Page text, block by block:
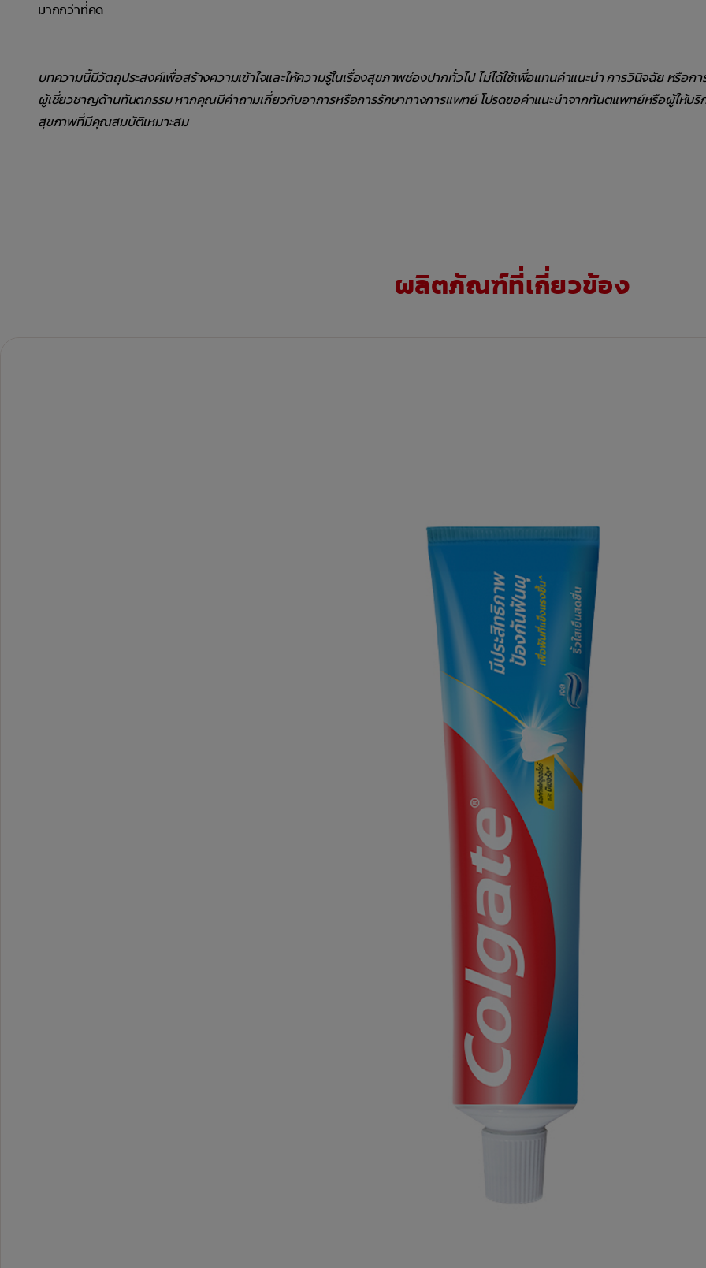
มากกว่าที่คิด
บทความนี้มีวัตถุประสงค์เพื่อสร้างความเข้าใจและให้ความรู้ในเรื่องสุขภาพช่องปากทั่วไป ไม่ได้ใช้เพื่อแทนคำแนะนำ การวินิจฉัย หรือกา
ผู้เชี่ยวชาญด้านทันตกรรม หากคุณมีคำถามเกี่ยวกับอาการหรือการรักษาทางการแพทย์ โปรดขอคำแนะนำจากทันตแพทย์หรือผู้ให้บริ
สุขภาพที่มีคุณสมบัติเหมาะสม
ผลิตภัณฑ์ที่เกี่ยวข้อง